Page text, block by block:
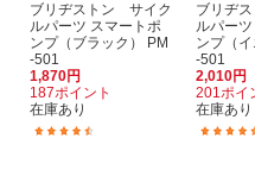
ブリヂストン サイク
ルパーツ スマートポ
ンプ（ブラック） PM
-501
1,870円
187ポイント
在庫あり
ブリヂ
ルパー
ンプ（
-501
2,010円
201ポイ
在庫あり